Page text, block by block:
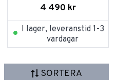
4 490 kr
I lager, leveranstid 1-3
vardagar
SORTERA